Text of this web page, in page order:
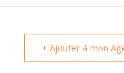
+ Ajouter à mon